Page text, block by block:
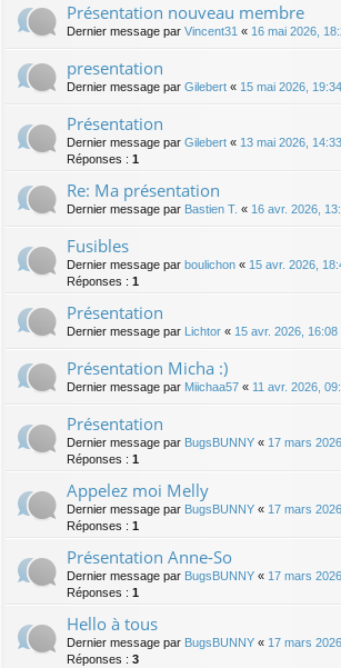
Présentation nouveau membre
Dernier message par Vincent31 « 16 mai 2026,
presentation
Dernier message par Gilebert « 15 mai 2026, 19:34
Présentation
Dernier message par Gilebert « 13 mai 2026, 14:33
Réponses : 1
Re: Ma présentation
Dernier message par Bastien T. « 16 avr. 2026,
Fusibles
Dernier message par boulichon « 15 avr. 2026,
Réponses : 1
Présentation
Dernier message par Lichtor « 15 avr. 2026, 16:08
Présentation Micha :)
Dernier message par Miichaa57 « 11 avr. 2026,
Présentation
Dernier message par BugsBUNNY « 17 mars
Réponses : 1
Appelez moi Melly
Dernier message par BugsBUNNY « 17 mars
Réponses : 1
Présentation Anne-So
Dernier message par BugsBUNNY « 17 mars
Réponses : 1
Hello à tous
Dernier message par BugsBUNNY « 17 mars
Réponses : 3